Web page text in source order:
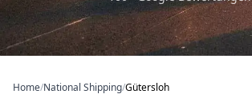
Home/National Shipping/Gütersloh